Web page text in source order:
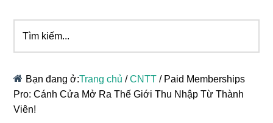
kiếm...
Bạn đang ở:Trang chủ / CNTT /Paid Memberships
Pro: Cánh Cửa Mở Ra Thế Giới Thu Nhập Từ Thành
Viên!